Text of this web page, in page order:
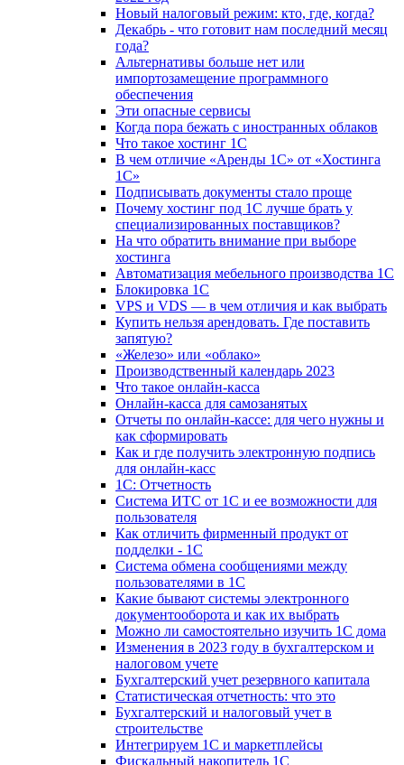
Новый налоговый режим: кто, где, когда?
Декабрь - что готовит нам последний месяц
года?
Альтернативы больше нет или
импортозамещение программного
обеспечения
Эти опасные сервисы
Когда пора бежать с иностранных облаков
Что такое хостинг 1С
В чем отличие «Аренды 1С» от «Хостинга
1С»
Подписывать документы стало проще
Почему хостинг под 1С лучше брать у
специализированных поставщиков?
На что обратить внимание при выборе
хостинга
Автоматизация мебельного производства 1С
Блокировка 1С
VPS и VDS — в чем отличия и как выбрать
Купить нельзя арендовать. Где поставить
запятую?
«Железо» или «облако»
Производственный календарь 2023
Что такое онлайн-касса
Онлайн-касса для самозанятых
Отчеты по онлайн-кассе: для чего нужны и
как сформировать
Как и где получить электронную подпись
для онлайн-касс
1С: Отчетность
Система ИТС от 1С и ее возможности для
пользователя
Как отличить фирменный продукт от
подделки - 1С
Система обмена сообщениями между
пользователями в 1С
Какие бывают системы электронного
документооборота и как их выбрать
Можно ли самостоятельно изучить 1С дома
Изменения в 2023 году в бухгалтерском и
налоговом учете
Бухгалтерский учет резервного капитала
Статистическая отчетность: что это
Бухгалтерский и налоговый учет в
строительстве
Интегрируем 1С и маркетплейсы
Фискальный накопитель 1С